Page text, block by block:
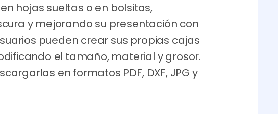
hojas sueltas o en bolsitas,
y mejorando su presentación con
pueden crear sus propias cajas
el tamaño, material y grosor.
en formatos PDF, DXF, JPG y